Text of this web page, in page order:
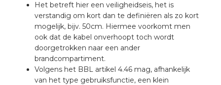
Het betreft hier een veiligheidseis, het is
verstandig om kort dan te definiëren als zo kort
mogelijk, bijv. 50cm. Hiermee voorkomt men
ook dat de kabel onverhoopt toch wordt
doorgetrokken naar een ander
brandcompartiment.
Volgens het BBL artikel 4.46 mag, afhankelijk
van het type gebruiksfunctie, een klein
installeren in beton
installeren in de tuinbouw
stekerbare vlakkabel